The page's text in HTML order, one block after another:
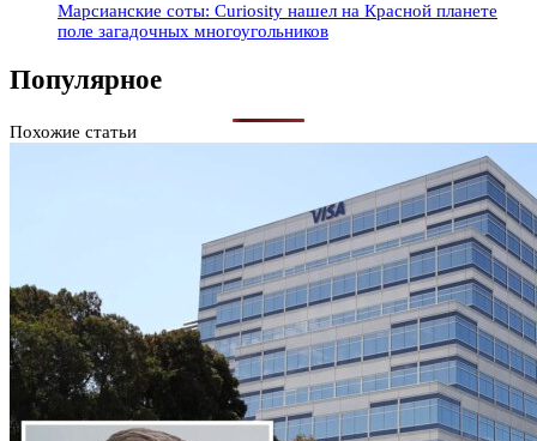
Марсианские соты: Curiosity нашел на Красной планете
поле загадочных многоугольников
Популярное
Похожие статьи